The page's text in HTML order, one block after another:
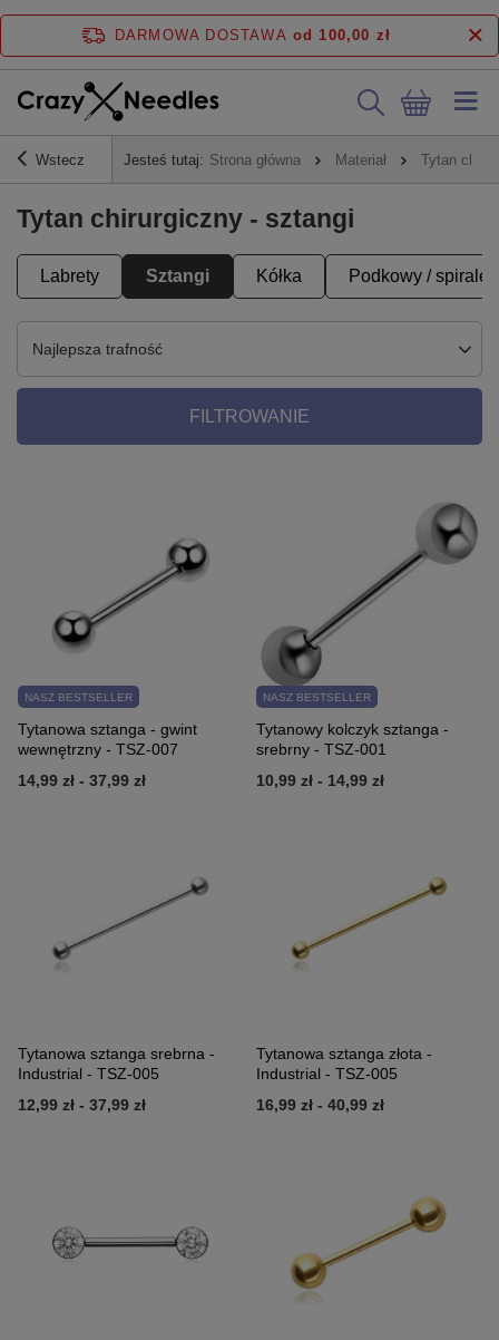
DARMOWA DOSTAWA od 100,00 zł
Wstecz Jesteś tutaj: Strona główna Materiał Tytan
Tytan chirurgiczny - sztangi
Labrety Sztangi Kółka Podkowy / spirale
Najlepsza trafność
FILTROWANIE
NASZ BESTSELLER
Tytanowa sztanga - gwint
wewnętrzny - TSZ-007
14,99 zł - 37,99 zł
NASZ BESTSELLER
Tytanowy kolczyk sztanga -
srebrny - TSZ-001
10,99 zł - 14,99 zł
Tytanowa sztanga srebrna -
Industrial - TSZ-005
12,99 zł - 37,99 zł
Tytanowa sztanga złota -
Industrial - TSZ-005
16,99 zł - 40,99 zł